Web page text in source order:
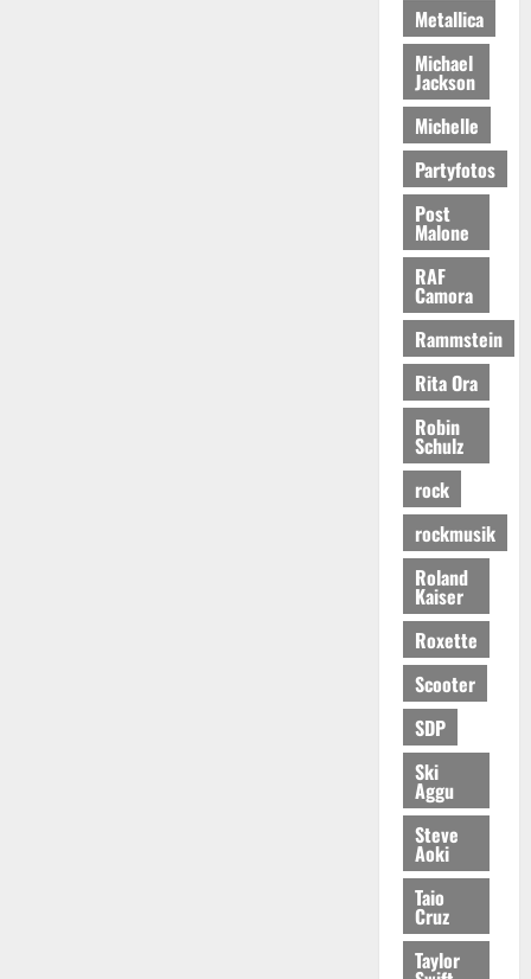
Metallica
Michael
Jackson
Michelle
Partyfotos
Post
Malone
RAF
Camora
Rammstein
Rita Ora
Robin
Schulz
rock
rockmusik
Roland
Kaiser
Roxette
Scooter
SDP
Ski
Aggu
Steve
Aoki
Taio
Cruz
Taylor